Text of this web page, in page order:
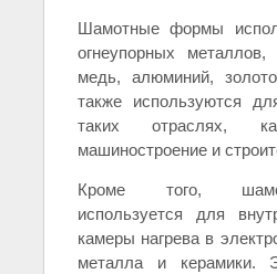
Шамотные формы
огнеупорных
медь, алюминий,
также используются
таких отраслях,
машиностроение и
Кроме того,
используется для
камеры нагрева в
металла и керамики.